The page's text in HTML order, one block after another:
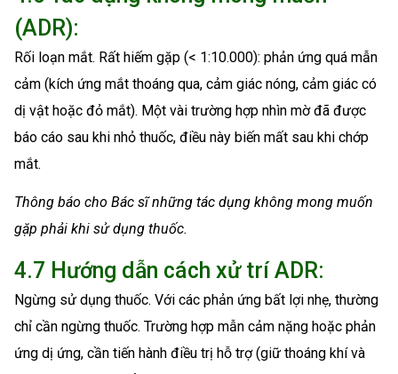
(ADR):
Rối loạn mắt. Rất hiếm gặp (< 1:10.000): phản ứng quá mẫn
cảm (kích ứng mắt thoáng qua, cảm giác nóng, cảm giác có
dị vật hoặc đỏ mắt). Một vài trường hợp nhìn mờ đã được
báo cáo sau khi nhỏ thuốc, điều này biến mất sau khi chớp
mắt.
Thông báo cho Bác sĩ những tác dụng không mong muốn
gặp phải khi sử dụng thuốc.
4.7 Hướng dẫn cách xử trí ADR:
Ngừng sử dụng thuốc. Với các phản ứng bất lợi nhẹ, thường
chỉ cần ngừng thuốc. Trường hợp mẫn cảm nặng hoặc phản
ứng dị ứng, cần tiến hành điều trị hỗ trợ (giữ thoáng khí và